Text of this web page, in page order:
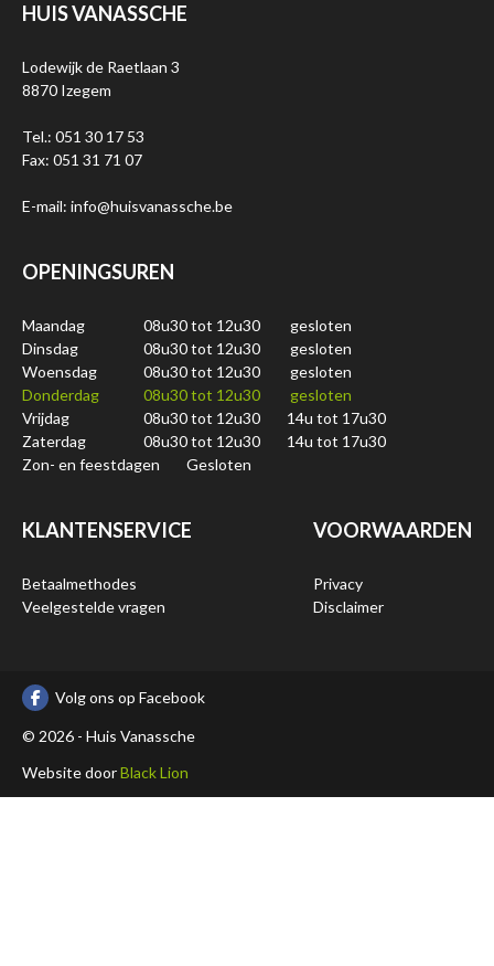
HUIS VANASSCHE
Lodewijk de Raetlaan 3
8870 Izegem
Tel.: 051 30 17 53
Fax: 051 31 71 07
E-mail: info@huisvanassche.be
OPENINGSUREN
Maandag 08u30 tot 12u30
gesloten
Dinsdag
08u30 tot 12u30
gesloten
Woensdag
08u30 tot 12u30
gesloten
Donderdag
08u30 tot 12u30
gesloten
Vrijdag
08u30 tot 12u30
14u tot 17u30
Zaterdag
08u30 tot 12u30
14u tot 17u30
Zon- en feestdagen
Gesloten
KLANTENSERVICE
Betaalmethodes
Veelgestelde vragen
VOORWAARDEN
Privacy
Disclaimer
Volg ons op Facebook
© 2026 - Huis Vanassche
Website doorBlack Lion